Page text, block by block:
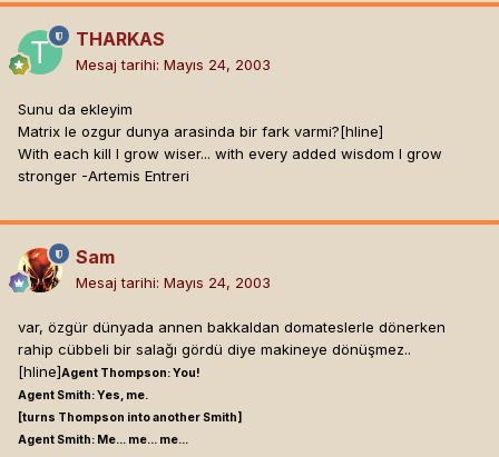
THARKAS
Mesaj tarihi: Mayıs 24, 2003
Sunu da ekleyim
Matrix le ozgur dunya arasinda bir fark varmi?[hline]
With each kill I grow wiser... with every added wisdom I grow
stronger -Artemis Entreri
Sam
Mesaj tarihi: Mayıs 24, 2003
var, özgür dünyada annen bakkaldan domateslerle dönerken
rahip cübbeli bir salağı gördü diye makineye dönüşmez..
[hline]Agent Thompson: You!
Agent Smith: Yes, me.
[turns Thompson into another Smith]
Agent Smith: Me... me... me...